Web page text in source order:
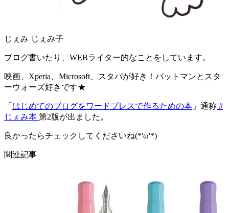
じぇみ じぇみ子
ブログ書いたり、WEBライター的なことをしています。
映画、Xperia、Microsoft、スタバが好き！バットマンとスタ
ーウォーズ好きです★
「 はじめてのブログをワードプレスで作るための本 」通称 #
じぇみ本 第2版が出ました。
良かったらチェックしてくださいね(*'ω'*)
関連記事